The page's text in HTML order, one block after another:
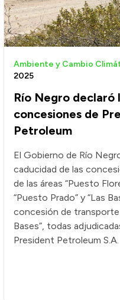
Río Negro declaró
concesiones de
Petroleum
Ambiente y Cambio
2025
El Gobierno de Río
caducidad de las
de las áreas “Puesto
“Puesto Prado” y “Las
concesión de
Bases”, todas
President Petroleum S.A.